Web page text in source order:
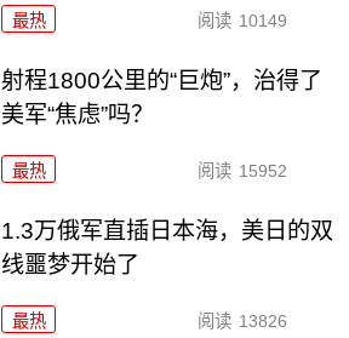
最热 阅读 10149
射程1800公里的“巨炮”，治得了
美军“焦虑”吗？
最热 阅读 15952
1.3万俄军直插日本海，美日的双
线噩梦开始了
最热 阅读 13826